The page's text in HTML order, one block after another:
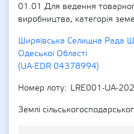
01.01 Для ведення
виробництва, категорія
Ширяївська Селищна Рада
Одеської Області
(UA-EDR 04378994)
Номер лоту
LRE001-UA-
Землі